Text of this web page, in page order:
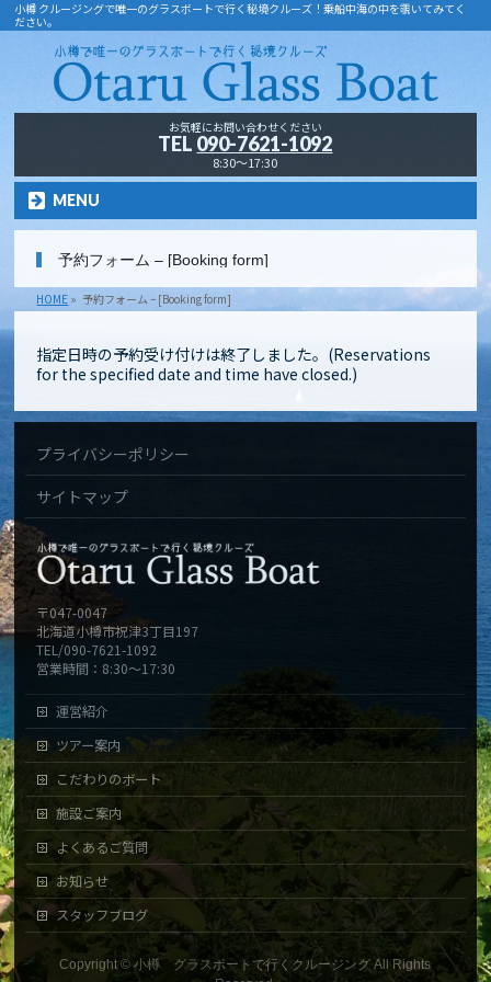
小樽 クルージングで唯一のグラスボートで行く秘境クルーズ！乗船中海の中を覗いてみてく
ださい。
お気軽にお問い合わせください
TEL 090-7621-1092
8:30～17:30
MENU
予約フォーム – [Booking form]
HOME » 予約フォーム – [Booking form]
指定日時の予約受け付けは終了しました。(Reservations
for the specified date and time have closed.)
プライバシーポリシー
サイトマップ
〒047-0047
北海道小樽市祝津3丁目197
TEL/090-7621-1092
営業時間：8:30～17:30
運営紹介
ツアー案内
こだわりのボート
施設ご案内
よくあるご質問
お知らせ
スタッフブログ
Copyright ©小樽 グラスボートで行くクルージング All Rights